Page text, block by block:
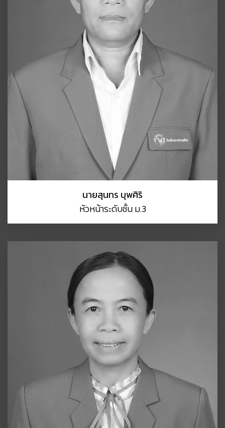
นายสุนทร บุพศิริ
หัวหน้าระดับชั้น ม.3